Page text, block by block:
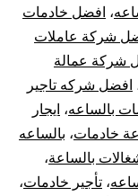
، افضل خادمات
شركة عاملات
شركة عمالة
افضل شركه تاجير
بالساعه، ايجار
خادمات، بالساعه
بالساعة،
، تأجير خادمات،